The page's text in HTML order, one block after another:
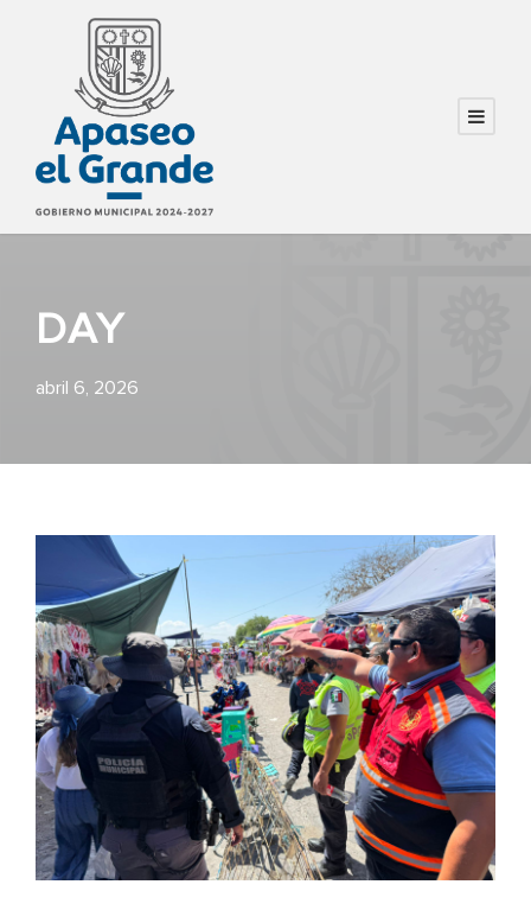
DAY
abril 6, 2026